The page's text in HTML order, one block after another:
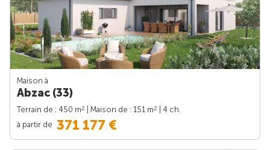
Maison à
Abzac (33)
Terrain de : 450 m2 | Maison de : 151 m2
| 4 ch.
à partir de 371 177 €